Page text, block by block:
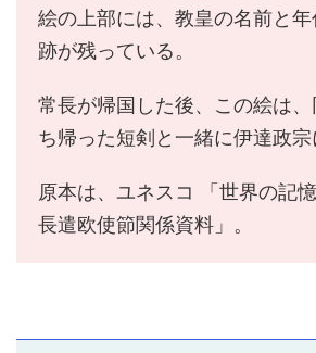
絵の上部には、教皇の名前と
跡が残っている。
常長が帰国した後、この絵は
ち帰った短剣と一緒に伊達政宗
原本は、ユネスコ 「世界の記
長遣欧使節関係資料」。